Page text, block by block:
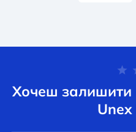
Хочеш залишити
Unex